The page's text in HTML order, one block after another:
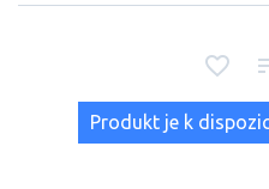
Produkt je k